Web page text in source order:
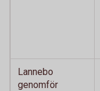
Lannebo
genomför